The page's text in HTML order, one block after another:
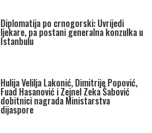
Diplomatija po crnogorski: Uvrijedi
ljekare, pa postani generalna konzulka u
Istanbulu
Hulija Velilja Lakonić, Dimitrije Popović,
Fuad Hasanović i Zejnel Zeka Šabović
dobitnici nagrada Ministarstva
dijaspore